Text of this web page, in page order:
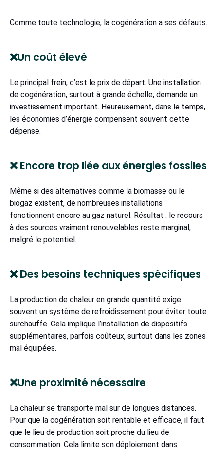
Comme toute technologie, la cogénération a ses défauts.
❌Un coût élevé
Le principal frein, c’est le prix de départ. Une installation
de cogénération, surtout à grande échelle, demande un
investissement important. Heureusement, dans le temps,
les économies d’énergie compensent souvent cette
dépense.
❌ Encore trop liée aux énergies fossiles
Même si des alternatives comme la biomasse ou le
biogaz existent, de nombreuses installations
fonctionnent encore au gaz naturel. Résultat : le recours
à des sources vraiment renouvelables reste marginal,
malgré le potentiel.
❌ Des besoins techniques spécifiques
La production de chaleur en grande quantité exige
souvent un système de refroidissement pour éviter toute
surchauffe. Cela implique l’installation de dispositifs
supplémentaires, parfois coûteux, surtout dans les zones
mal équipées.
❌Une proximité nécessaire
La chaleur se transporte mal sur de longues distances.
Pour que la cogénération soit rentable et efficace, il faut
que le lieu de production soit proche du lieu de
consommation. Cela limite son déploiement dans